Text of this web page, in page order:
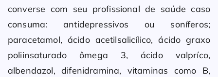
converse com seu profissional de saúde caso
consuma: antidepressivos ou soníferos;
paracetamol, ácido acetilsalicílico, ácido graxo
poliinsaturado ômega 3, ácido valpríco,
albendazol, difenidramina, vitaminas como B,